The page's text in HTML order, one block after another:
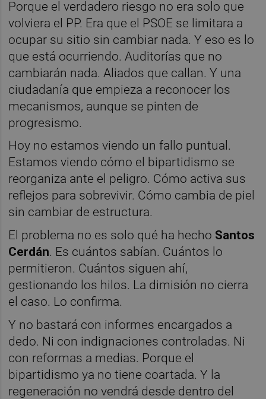
Porque el verdadero riesgo no era solo que
volviera el PP. Era que el PSOE se limitara a
ocupar su sitio sin cambiar nada. Y eso es lo
que está ocurriendo. Auditorías que no
cambiarán nada. Aliados que callan. Y una
ciudadanía que empieza a reconocer los
mecanismos, aunque se pinten de
progresismo.
Hoy no estamos viendo un fallo puntual.
Estamos viendo cómo el bipartidismo se
reorganiza ante el peligro. Cómo activa sus
reflejos para sobrevivir. Cómo cambia de piel
sin cambiar de estructura.
El problema no es solo qué ha hecho Santos
Cerdán. Es cuántos sabían. Cuántos lo
permitieron. Cuántos siguen ahí,
gestionando los hilos. La dimisión no cierra
el caso. Lo confirma.
Y no bastará con informes encargados a
dedo. Ni con indignaciones controladas. Ni
con reformas a medias. Porque el
bipartidismo ya no tiene coartada. Y la
regeneración no vendrá desde dentro del